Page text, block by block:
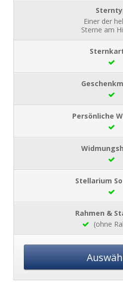
Einer der
Sterne am
(ohne